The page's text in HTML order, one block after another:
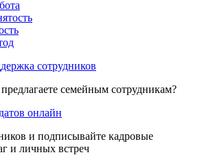
сотрудников
семейным сотрудникам?
онлайн
и подписывайте кадровые
и личных встреч